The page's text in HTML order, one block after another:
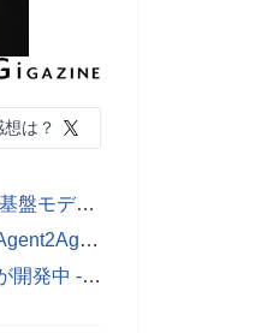
は？
AppleがXcodeにAIでのコーディング補助機能を追加＆Apple Intelligenceの基盤モデルフレームワークが利用可能に - GIGAZINE
GoogleがAIエージェント間のコラボを可能にする相互運用性プロトコル「Agent2Agent」を発表 - GIGAZINE
OpenAIのAIエージェント「Deep research」のオープン版をHugging Faceが開発中 - GIGAZINE